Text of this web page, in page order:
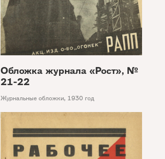
Обложка журнала «Рост», №
21-22
Журнальные обложки, 1930 год